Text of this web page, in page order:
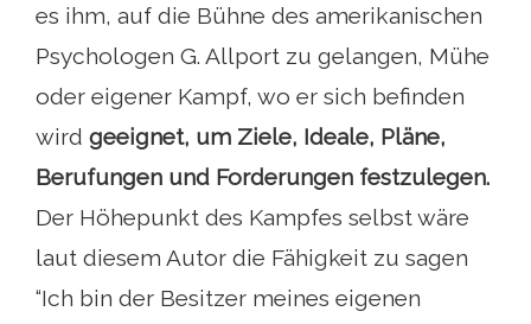
es ihm, auf die Bühne des amerikanischen
Psychologen G. Allport zu gelangen, Mühe
oder eigener Kampf, wo er sich befinden
wird geeignet, um Ziele, Ideale, Pläne,
Berufungen und Forderungen festzulegen.
Der Höhepunkt des Kampfes selbst wäre
laut diesem Autor die Fähigkeit zu sagen
“Ich bin der Besitzer meines eigenen